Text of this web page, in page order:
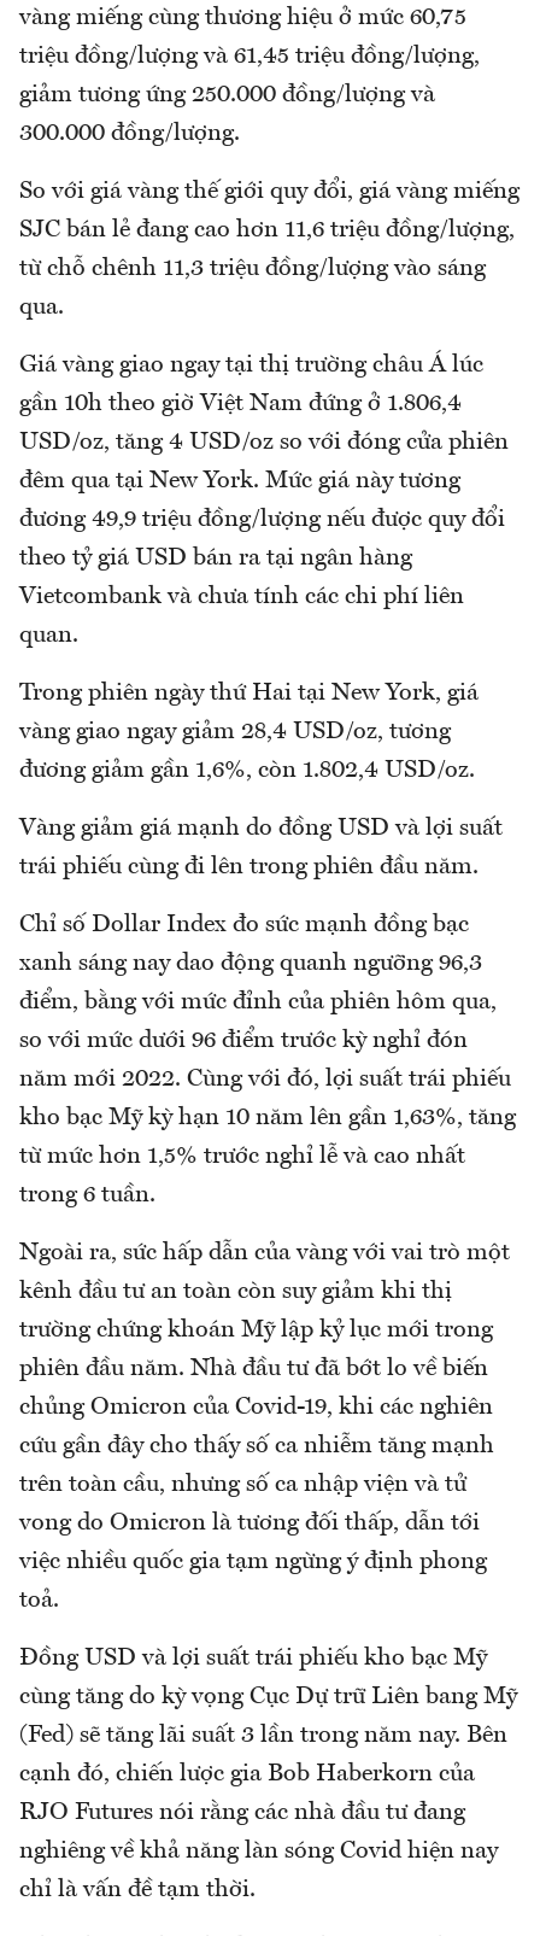
vàng miếng cùng thương hiệu ở mức 60,75
triệu đồng/lượng và 61,45 triệu đồng/lượng,
giảm tương ứng 250.000 đồng/lượng và
300.000 đồng/lượng.
So với giá vàng thế giới quy đổi, giá vàng miếng
SJC bán lẻ đang cao hơn 11,6 triệu đồng/lượng,
từ chỗ chênh 11,3 triệu đồng/lượng vào sáng
qua.
Giá vàng giao ngay tại thị trường châu Á lúc
gần 10h theo giờ Việt Nam đứng ở 1.806,4
USD/oz, tăng 4 USD/oz so với đóng cửa phiên
đêm qua tại New York. Mức giá này tương
đương 49,9 triệu đồng/lượng nếu được quy đổi
theo tỷ giá USD bán ra tại ngân hàng
Vietcombank và chưa tính các chi phí liên
quan.
Trong phiên ngày thứ Hai tại New York, giá
vàng giao ngay giảm 28,4 USD/oz, tương
đương giảm gần 1,6%, còn 1.802,4 USD/oz.
Vàng giảm giá mạnh do đồng USD và lợi suất
trái phiếu cùng đi lên trong phiên đầu năm.
Chỉ số Dollar Index đo sức mạnh đồng bạc
xanh sáng nay dao động quanh ngưỡng 96,3
điểm, bằng với mức đỉnh của phiên hôm qua,
so với mức dưới 96 điểm trước kỳ nghỉ đón
năm mới 2022. Cùng với đó, lợi suất trái phiếu
kho bạc Mỹ kỳ hạn 10 năm lên gần 1,63%, tăng
từ mức hơn 1,5% trước nghỉ lễ và cao nhất
trong 6 tuần.
Ngoài ra, sức hấp dẫn của vàng với vai trò một
kênh đầu tư an toàn còn suy giảm khi thị
trường chứng khoán Mỹ lập kỷ lục mới trong
phiên đầu năm. Nhà đầu tư đã bớt lo về biến
chủng Omicron của Covid-19, khi các nghiên
cứu gần đây cho thấy số ca nhiễm tăng mạnh
trên toàn cầu, nhưng số ca nhập viện và tử
vong do Omicron là tương đối thấp, dẫn tới
việc nhiều quốc gia tạm ngừng ý định phong
toả.
Đồng USD và lợi suất trái phiếu kho bạc Mỹ
cùng tăng do kỳ vọng Cục Dự trữ Liên bang Mỹ
(Fed) sẽ tăng lãi suất 3 lần trong năm nay. Bên
cạnh đó, chiến lược gia Bob Haberkorn của
RJO Futures nói rằng các nhà đầu tư đang
nghiêng về khả năng làn sóng Covid hiện nay
chỉ là vấn đề tạm thời.